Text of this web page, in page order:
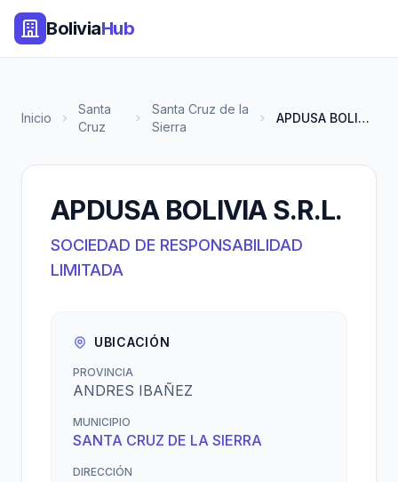
BoliviaHub
Inicio
Santa
Cruz
Santa Cruz de la
Sierra
APDUSA BOLIVIA S.R.L.
APDUSA BOLIVIA S.R.L.
SOCIEDAD DE RESPONSABILIDAD
LIMITADA
UBICACIÓN
PROVINCIA
ANDRES IBAÑEZ
MUNICIPIO
SANTA CRUZ DE LA SIERRA
DIRECCIÓN